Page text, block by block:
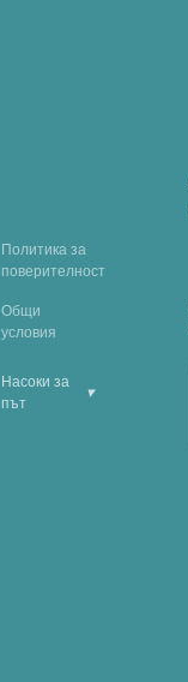
Политика за
поверителност
Общи
условия
Насоки за
път
▾